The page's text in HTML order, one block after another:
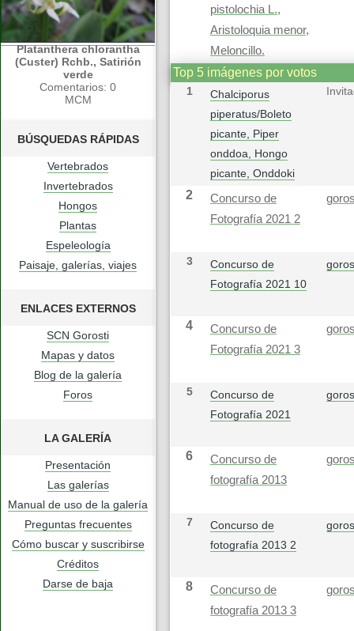
Platanthera chlorantha
(Custer) Rchb., Satirión
verde
Comentarios: 0
MCM
BÚSQUEDAS RÁPIDAS
Vertebrados
Invertebrados
Hongos
Plantas
Espeleología
Paisaje, galerías, viajes
ENLACES EXTERNOS
SCN Gorosti
Mapas y datos
Blog de la galería
Foros
LA GALERÍA
Presentación
Las galerías
Manual de uso de la galería
Preguntas frecuentes
Cómo buscar y suscribirse
Créditos
Darse de baja
pistolochia L.,
Aristoloquia menor,
Meloncillo.
Top 5 imágenes por votos
1
Chalciporus
piperatus/Boleto
picante, Piper
onddoa, Hongo
picante, Onddoki
2
Concurso de
Fotografía 2021 2
3
Concurso de
Fotografía 2021 10
4
Concurso de
Fotografía 2021 3
5
Concurso de
Fotografía 2021
6
Concurso de
fotografía 2013
7
Concurso de
fotografía 2013 2
8
Concurso de
fotografía 2013 3